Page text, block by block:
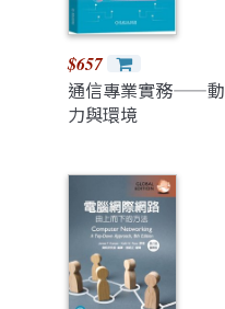
$657
通信專業實務——動
力與環境